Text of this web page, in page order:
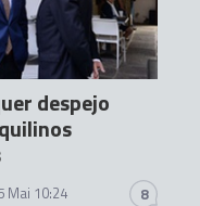
despejo
Mai 10:24 8